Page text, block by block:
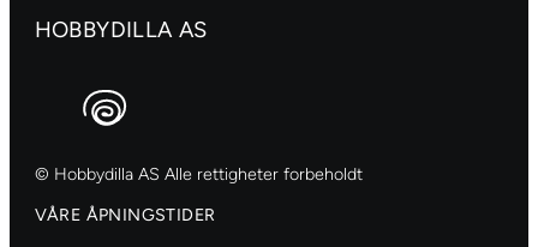
antall
HOBBYDILLA AS
© Hobbydilla AS Alle rettigheter forbeholdt
VÅRE ÅPNINGSTIDER